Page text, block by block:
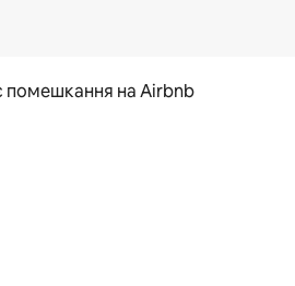
помешкання на Airbnb